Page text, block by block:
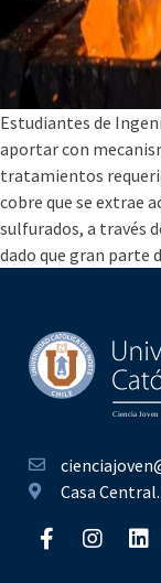
Estudiantes de
aportar con
tratamientos
cobre que se extrae
sulfurados, a través
dado que gran parte
Casa